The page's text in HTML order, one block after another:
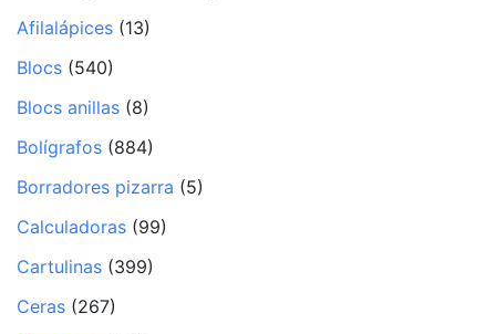
Afilalápices (13)
Blocs (540)
Blocs anillas (8)
Bolígrafos (884)
Borradores pizarra (5)
Calculadoras (99)
Cartulinas (399)
Ceras (267)